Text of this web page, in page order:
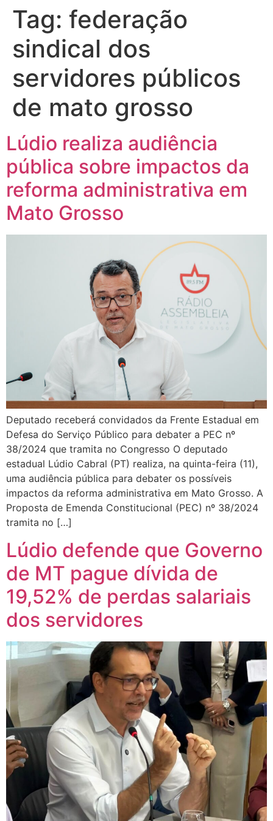
Tag: federação
sindical dos
servidores públicos
de mato grosso
Lúdio realiza audiência
pública sobre impactos da
reforma administrativa em
Mato Grosso
Deputado receberá convidados da Frente Estadual em
Defesa do Serviço Público para debater a PEC nº
38/2024 que tramita no Congresso O deputado
estadual Lúdio Cabral (PT) realiza, na quinta-feira (11),
uma audiência pública para debater os possíveis
impactos da reforma administrativa em Mato Grosso. A
Proposta de Emenda Constitucional (PEC) nº 38/2024
tramita no […]
Lúdio defende que Governo
de MT pague dívida de
19,52% de perdas salariais
dos servidores